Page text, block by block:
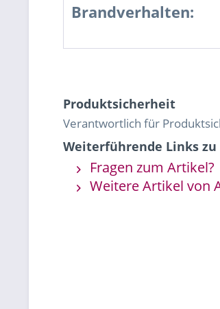
Brandverhalten:
Produktsicherheit
Verantwortlich für
Weiterführende Links zu
Fragen zum Artikel?
Weitere Artikel von